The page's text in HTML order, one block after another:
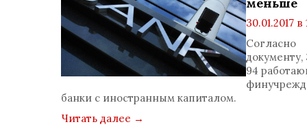
30.01.2017 в
1352
0
Согласно
документу,
94
банки с иностранным капиталом.
Читать далее →